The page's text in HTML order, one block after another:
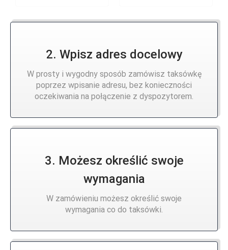
2. Wpisz adres docelowy
W prosty i wygodny sposób zamówisz taksówkę
poprzez wpisanie adresu, bez konieczności
oczekiwania na połączenie z dyspozytorem.
3. Możesz określić swoje
wymagania
W zamówieniu możesz określić swoje
wymagania co do taksówki.